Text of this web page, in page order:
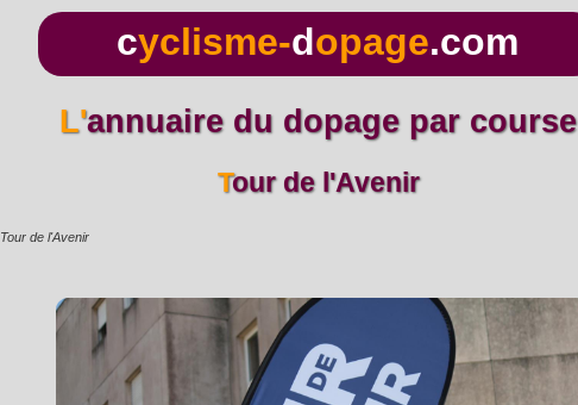
cyclisme-dopage.com
L'annuaire du dopage par course
Tour de l'Avenir
Tour de l'Avenir